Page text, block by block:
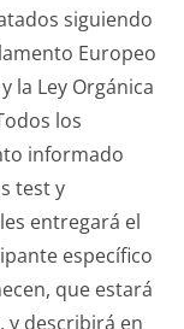
siguiendo
Europeo
la Ley Orgánica
los
informado
test y
entregará el
específico
que estará
y describirá en